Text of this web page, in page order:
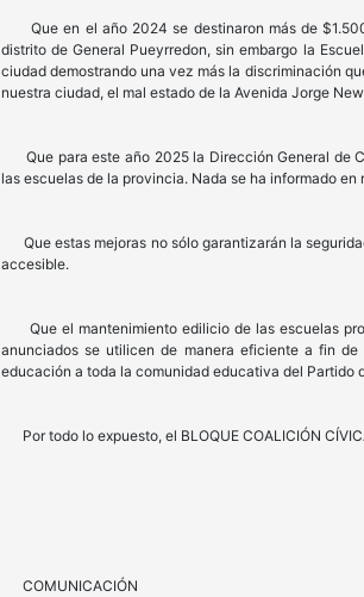
Que en el año 2024 se destinaron más de
distrito de General Pueyrredon, sin embargo la
ciudad demostrando una vez más la discriminación
nuestra ciudad, el mal estado de la Avenida Jorge
Que para este año 2025 la Dirección General de
las escuelas de la provincia. Nada se ha informado
Que estas mejoras no sólo garantizarán la
accesible.
Que el mantenimiento edilicio de las escuelas
anunciados se utilicen de manera eficiente a fin
educación a toda la comunidad educativa del Partido
Por todo lo expuesto, el BLOQUE COALICIÓN
COMUNICACIÓN